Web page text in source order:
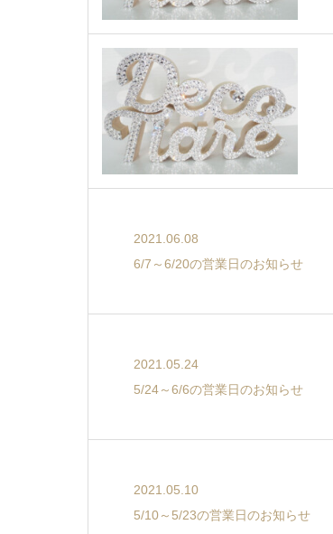
2021.06.08
6/7～6/20の営業日のお知らせ
2021.05.24
5/24～6/6の営業日のお知らせ
2021.05.10
5/10～5/23の営業日のお知らせ